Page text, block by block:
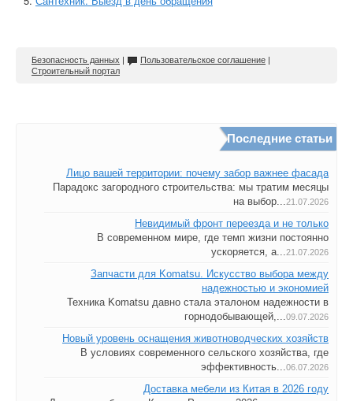
Безопасность данных | Пользовательское соглашение |
Строительный портал
Последние статьи
Лицо вашей территории: почему забор важнее фасада
Парадокс загородного строительства: мы тратим месяцы
на выбор...21.07.2026
Невидимый фронт переезда и не только
В современном мире, где темп жизни постоянно
ускоряется, а...21.07.2026
Запчасти для Komatsu. Искусство выбора между
надежностью и экономией
Техника Komatsu давно стала эталоном надежности в
горнодобывающей,...09.07.2026
Новый уровень оснащения животноводческих хозяйств
В условиях современного сельского хозяйства, где
эффективность...06.07.2026
Доставка мебели из Китая в 2026 году